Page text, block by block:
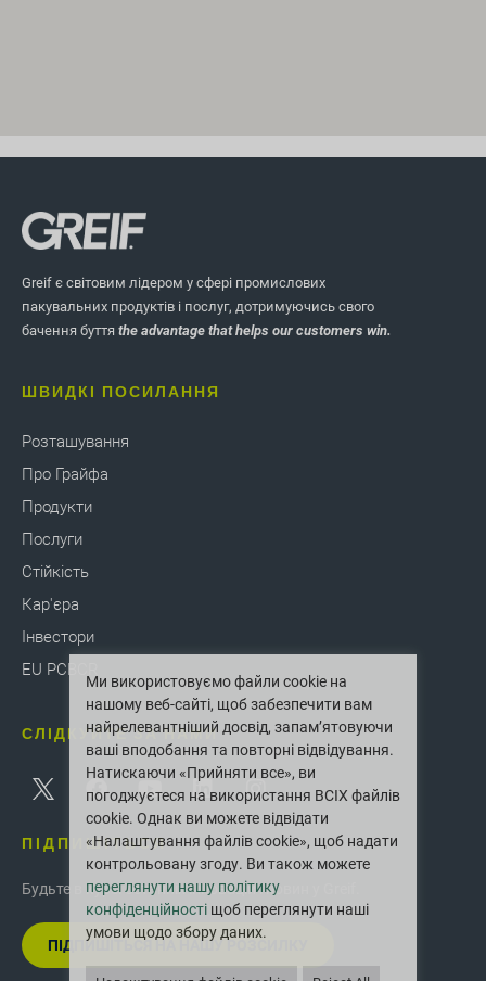
Greif є світовим лідером у сфері промислових
пакувальних продуктів і послуг, дотримуючись свого
бачення буття the advantage that helps our customers win.
ШВИДКІ ПОСИЛАННЯ
Розташування
Про Грайфа
Продукти
Послуги
Стійкість
Кар'єра
Інвестори
EU PCBCR
СЛІДКУЙТЕ ЗА НАМИ
ПІДПИШІТЬСЯ
Будьте в курсі останніх інновацій і новин у Greif.
ПІДПИШІТЬСЯ НА НАШУ РОЗСИЛКУ
Ми використовуємо файли cookie на
нашому веб-сайті, щоб забезпечити вам
найрелевантніший досвід, запам’ятовуючи
ваші вподобання та повторні відвідування.
Натискаючи «Прийняти все», ви
погоджуєтеся на використання ВСІХ файлів
cookie. Однак ви можете відвідати
«Налаштування файлів cookie», щоб надати
контрольовану згоду. Ви також можете
переглянути нашу політику
конфіденційності щоб переглянути наші
умови щодо збору даних.